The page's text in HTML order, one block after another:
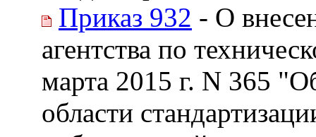
Приказ 932 - О
агентства по
марта 2015 г. N 365
области